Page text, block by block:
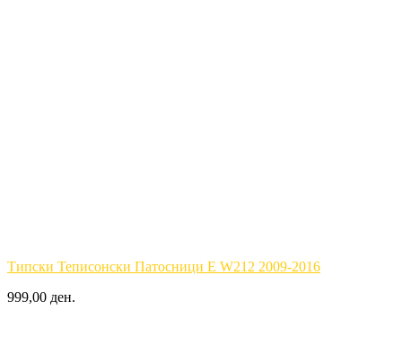
Типски Теписонски Патосници E W212 2009-2016
999,00 ден.